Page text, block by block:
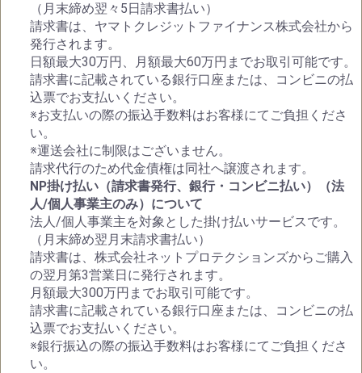
（月末締め翌々5日請求書払い）
請求書は、ヤマトクレジットファイナンス株式会社から
発行されます。
日額最大30万円、月額最大60万円までお取引可能です。
請求書に記載されている銀行口座または、コンビニの払
込票でお支払いください。
※お支払いの際の振込手数料はお客様にてご負担くださ
い。
※運送会社に制限はございません。
請求代行のため代金債権は同社へ譲渡されます。
NP掛け払い（請求書発行、銀行・コンビニ払い）（法
人/個人事業主のみ）について
法人/個人事業主を対象とした掛け払いサービスです。
（月末締め翌月末請求書払い）
請求書は、株式会社ネットプロテクションズからご購入
の翌月第3営業日に発行されます。
月額最大300万円までお取引可能です。
請求書に記載されている銀行口座または、コンビニの払
込票でお支払いください。
※銀行振込の際の振込手数料はお客様にてご負担くださ
い。